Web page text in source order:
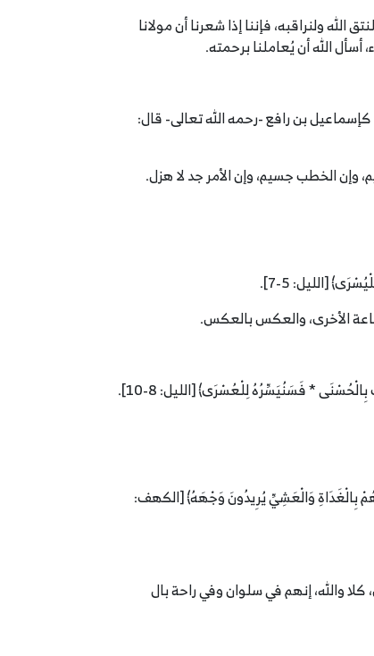
الله ولنراقبه، فإننا إذا شعرنا أن مولانا
الله أن يُعاملنا برحمته.
بن رافع -رحمه الله تعالى- قال:
وإن الخطب جسيم، وإن الأمر جد لا هزل.
[الليل: 5-7].
بِالْغَدَاةِ وَالْعَشِيِّ يُرِيدُونَ وَجْهَهُ﴾ [الكهف:
والله، إنهم في سلوان وفي راحة بال